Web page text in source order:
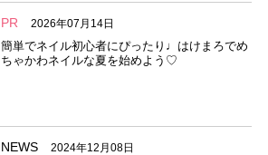
PR 2026年07月14日
簡単でネイル初心者にぴったり♩はけまろでめ
ちゃかわネイルな夏を始めよう♡
NEWS 2024年12月08日